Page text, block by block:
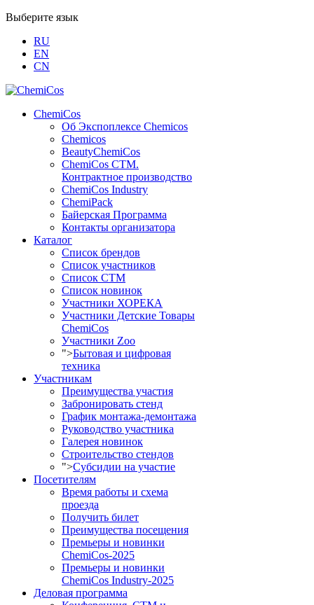
Выберите язык
RU
EN
CN
ChemiCos
Об Экспоплексе Chemicos
Chemicos
BeautyChemiCos
ChemiCos СТМ.
Контрактное производство
ChemiCos Industry
ChemiPack
Байерская Программа
Контакты организатора
Каталог
Список брендов
Список участников
Список СТМ
Список новинок
Участники ХОРЕКА
Участники Детские Товары
ChemiCos
Участники Zoo
">Бытовая и цифровая
техника
Участникам
Преимущества участия
Забронировать стенд
График монтажа-демонтажа
Руководство участника
Галерея новинок
Строительство стендов
">Субсидии на участие
Посетителям
Время работы и схема
проезда
Получить билет
Преимущества посещения
Премьеры и новинки
ChemiCos-2025
Премьеры и новинки
ChemiCos Industry-2025
Деловая программа